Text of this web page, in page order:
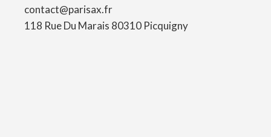
contact@parisax.fr
118 Rue Du Marais 80310 Picquigny